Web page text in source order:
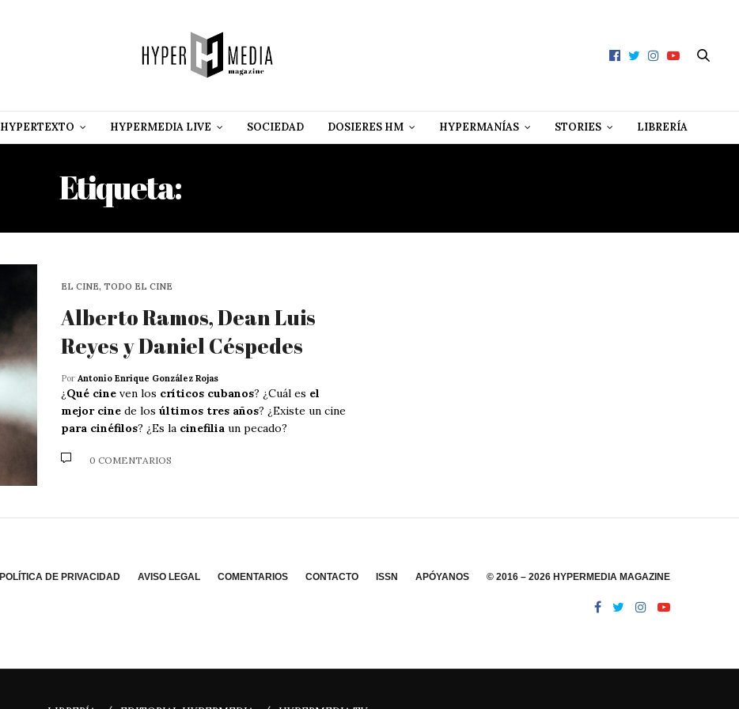
HYPERTEXTO HYPERMEDIA LIVE SOCIEDAD DOSIERES HM HYPERMANÍAS STORIES LIBRERÍA
Etiqueta:
EL CINE, TODO EL CINE
Alberto Ramos, Dean Luis
Reyes y Daniel Céspedes
Por Antonio Enrique González Rojas
¿Qué cine ven los críticos cubanos? ¿Cuál es el
mejor cine de los últimos tres años? ¿Existe un cine
para cinéfilos? ¿Es la cinefilia un pecado?
0 COMENTARIOS
POLÍTICA DE PRIVACIDAD AVISO LEGAL COMENTARIOS CONTACTO ISSN APÓYANOS © 2016 – 2026 HYPERMEDIA MAGAZINE